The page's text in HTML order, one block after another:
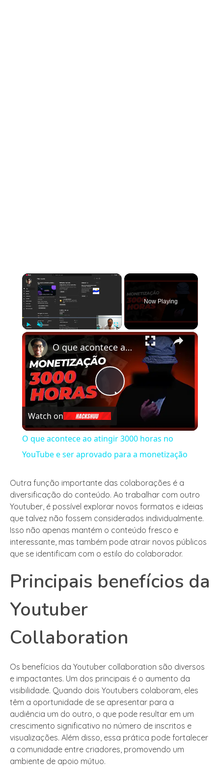
×
Now Playing
×
Play
Video
O que acontece ao atingir 3000 horas no YouTube e ser aprovado para a monetização
Watch on
O que acontece ao atingir 3000 horas no
YouTube e ser aprovado para a monetização
Outra função importante das colaborações é a
diversificação do conteúdo. Ao trabalhar com outro
Youtuber, é possível explorar novos formatos e ideias
que talvez não fossem considerados individualmente.
Isso não apenas mantém o conteúdo fresco e
interessante, mas também pode atrair novos públicos
que se identificam com o estilo do colaborador.
Principais benefícios da
Youtuber
Collaboration
Os benefícios da Youtuber collaboration são diversos
e impactantes. Um dos principais é o aumento da
visibilidade. Quando dois Youtubers colaboram, eles
têm a oportunidade de se apresentar para a
audiência um do outro, o que pode resultar em um
crescimento significativo no número de inscritos e
visualizações. Além disso, essa prática pode fortalecer
a comunidade entre criadores, promovendo um
ambiente de apoio mútuo.